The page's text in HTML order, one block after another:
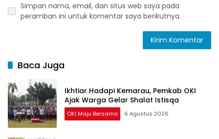
Simpan nama, email, dan situs web saya pada
peramban ini untuk komentar saya berikutnya.
Baca Juga
Ikhtiar Hadapi Kemarau, Pemkab OKI
Ajak Warga Gelar Shalat Istisqa
OKI Maju Bersama 6 Agustus 2026